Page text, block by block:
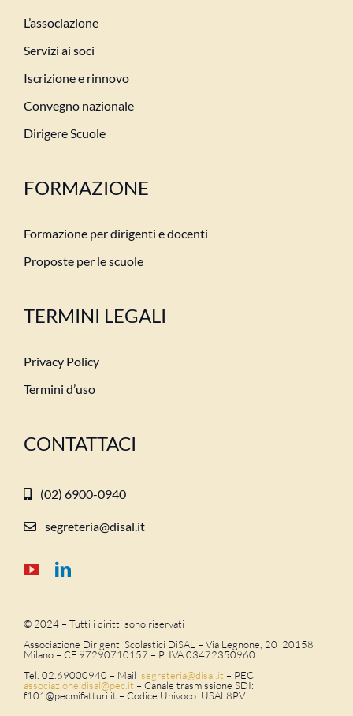
L’associazione
Servizi ai soci
Iscrizione e rinnovo
Convegno nazionale
Dirigere Scuole
FORMAZIONE
Formazione per dirigenti e docenti
Proposte per le scuole
TERMINI LEGALI
Privacy Policy
Termini d’uso
CONTATTACI
(02) 6900-0940
segreteria@disal.it
© 2024 – Tutti i diritti sono riservati
Associazione Dirigenti Scolastici DiSAL – Via Legnone, 20 20158
Milano – CF 97290710157 – P. IVA 03472350960
Tel. 02.69000940 – Mail segreteria@disal.it – PEC
associazione. disal@pec.it – Canale trasmissione SDI:
f101@pecmifatturi.it – Codice Univoco: USAL8PV